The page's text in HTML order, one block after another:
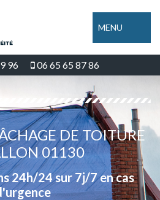
MENU
96 06 65 65 87 86
DE TOITURE
01130
24h/24 sur 7j/7 en cas